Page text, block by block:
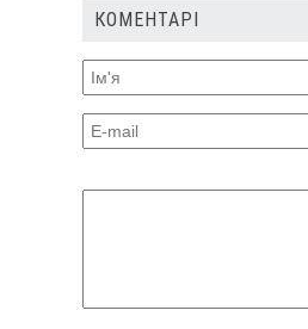
КОМЕНТАРІ